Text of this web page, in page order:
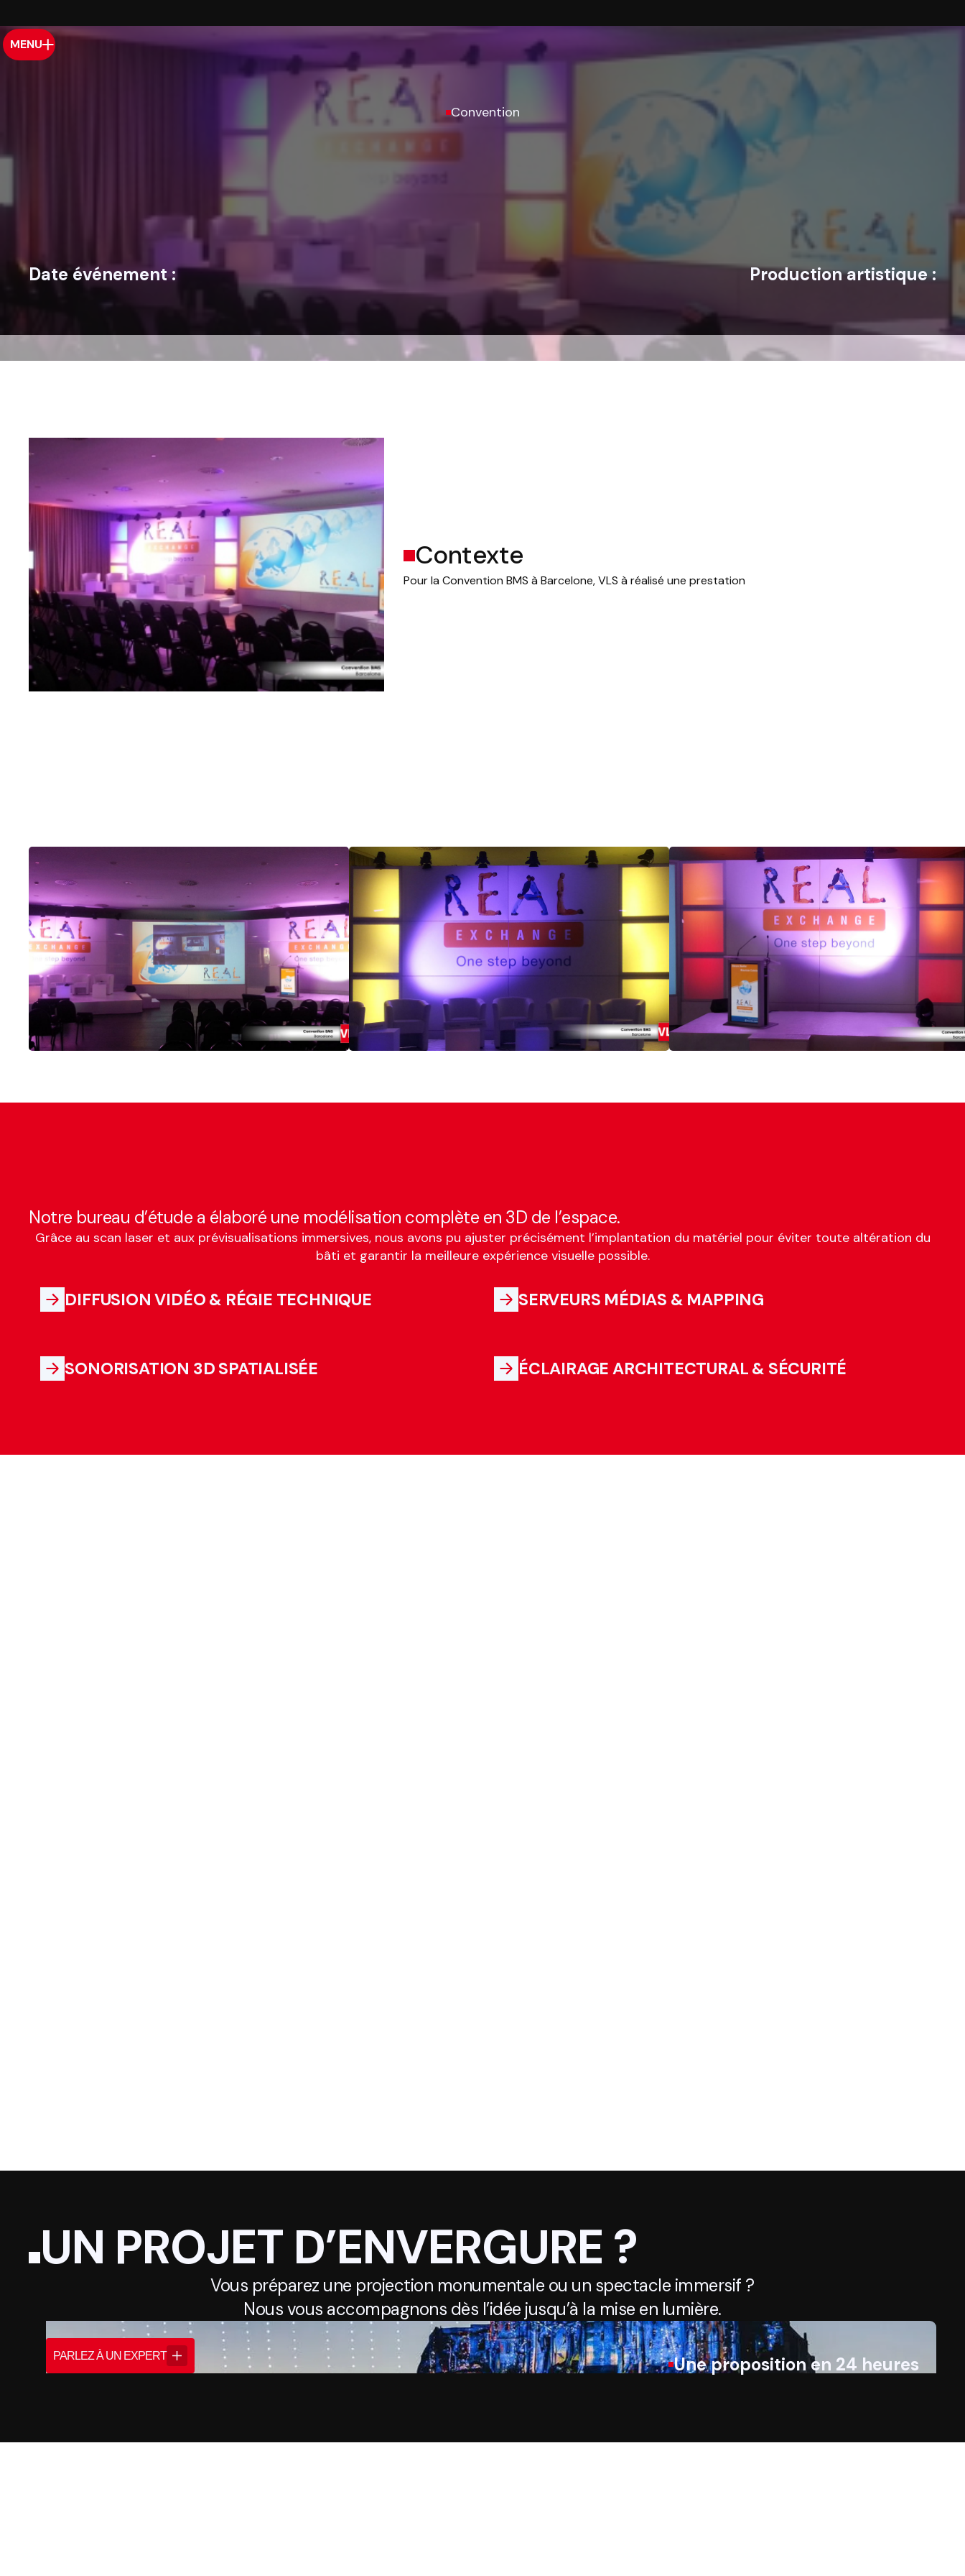
MENU
Convention
Date événement : Production artistique :
Contexte
Pour la Convention BMS à Barcelone, VLS à réalisé une prestation
Notre bureau d’étude a élaboré une modélisation complète en 3D de l’espace.
Grâce au scan laser et aux prévisualisations immersives, nous avons pu ajuster précisément l’implantation du matériel pour éviter toute altération du
bâti et garantir la meilleure expérience visuelle possible.
DIFFUSION VIDÉO & RÉGIE TECHNIQUE SERVEURS MÉDIAS & MAPPING
SONORISATION 3D SPATIALISÉE ÉCLAIRAGE ARCHITECTURAL & SÉCURITÉ
UN PROJET D’ENVERGURE ?
Vous préparez une projection monumentale ou un spectacle immersif ?
Nous vous accompagnons dès l’idée jusqu’à la mise en lumière.
PARLEZ À UN EXPERT Une proposition en 24 heures